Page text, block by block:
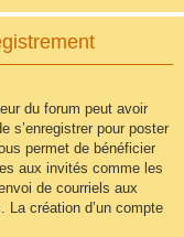
du forum peut avoir
s’enregistrer pour poster
permet de bénéficier
aux invités comme les
de courriels aux
La création d’un compte